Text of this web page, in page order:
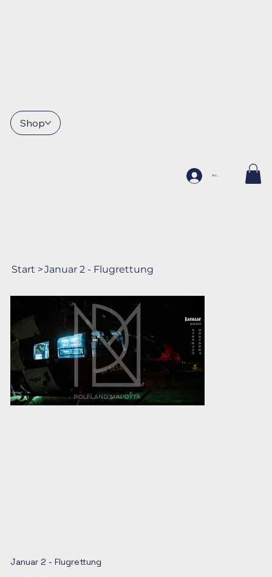
Start >Januar 2 - Flugrettung
Januar 2 - Flugrettung
Shop
Anmelden